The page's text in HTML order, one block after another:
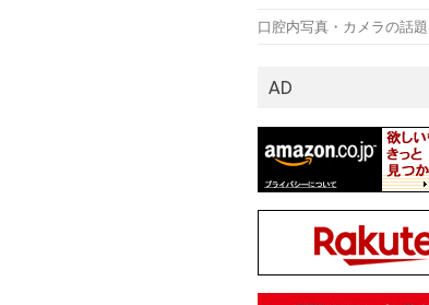
口腔内写真・カメラの話題
AD